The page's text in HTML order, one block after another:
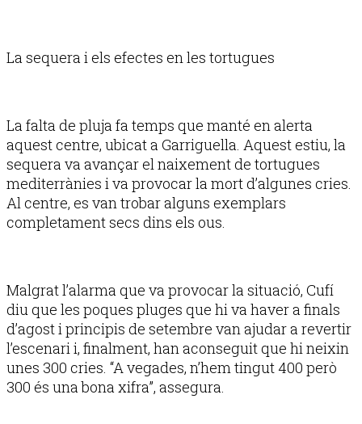
La sequera i els efectes en les tortugues
La falta de pluja fa temps que manté en alerta
aquest centre, ubicat a Garriguella. Aquest estiu, la
sequera va avançar el naixement de tortugues
mediterrànies i va provocar la mort d’algunes cries.
Al centre, es van trobar alguns exemplars
completament secs dins els ous.
Malgrat l’alarma que va provocar la situació, Cufí
diu que les poques pluges que hi va haver a finals
d’agost i principis de setembre van ajudar a revertir
l’escenari i, finalment, han aconseguit que hi neixin
unes 300 cries. “A vegades, n’hem tingut 400 però
300 és una bona xifra”, assegura.